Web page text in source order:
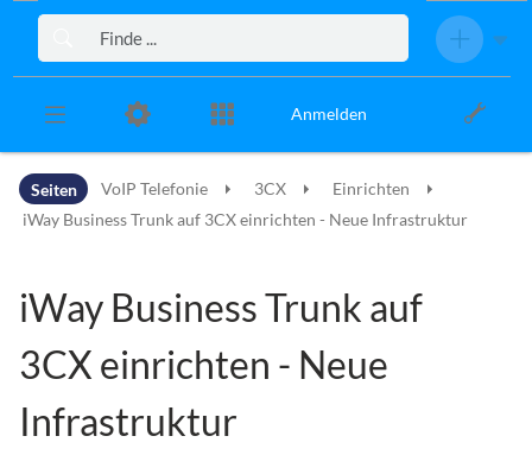
Zur Kopfleiste
Zur Hauptnavigation
Zu den Seitenwerkzeugen
Anmelden
Seiten VoIP Telefonie 3CX
Einrichten
iWay Business Trunk auf 3CX einrichten - Neue Infrastruktur
iWay Business Trunk auf
3CX einrichten - Neue
Infrastruktur